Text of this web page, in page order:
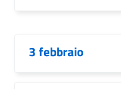
3 febbraio